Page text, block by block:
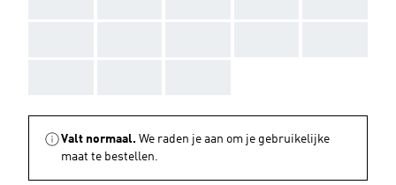
Valt normaal. We raden je aan om je gebruikelijke
maat te bestellen.